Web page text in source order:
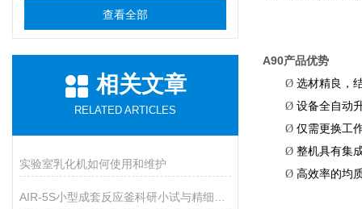
查看全部
相关文章
RELATED ARTICLES
实验室乳化机如何使用和维护
A90产品优势
Ø 选材精良，
Ø 设备全自动
Ø 仅需更换工
Ø 整机具有集
Ø 高效率的均